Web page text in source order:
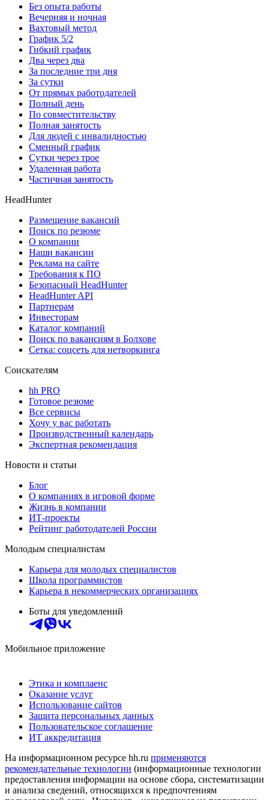
Без опыта работы
Вечерняя и ночная
Вахтовый метод
График 5/2
Гибкий график
Два через два
За последние три дня
За сутки
От прямых работодателей
Полный день
По совместительству
Полная занятость
Для людей с инвалидностью
Сменный график
Сутки через трое
Удаленная работа
Частичная занятость
HeadHunter
Размещение вакансий
Поиск по резюме
О компании
Наши вакансии
Реклама на сайте
Требования к ПО
Безопасный HeadHunter
HeadHunter API
Партнерам
Инвесторам
Каталог компаний
Поиск по вакансиям в Болхове
Сетка: соцсеть для нетворкинга
Соискателям
hh PRO
Готовое резюме
Все сервисы
Хочу у вас работать
Производственный календарь
Экспертная рекомендация
Новости и статьи
Блог
О компаниях в игровой форме
Жизнь в компании
ИТ-проекты
Рейтинг работодателей России
Молодым специалистам
Карьера для молодых специалистов
Школа программистов
Карьера в некоммерческих организациях
Боты для уведомлений
Мобильное приложение
Этика и комплаенс
Оказание услуг
Использование сайтов
Защита персональных данных
Пользовательское соглашение
ИТ аккредитация
На информационном ресурсе hh.ru применяются
рекомендательные технологии (информационные технологии
предоставления информации на основе сбора, систематизации
и анализа сведений, относящихся к предпочтениям